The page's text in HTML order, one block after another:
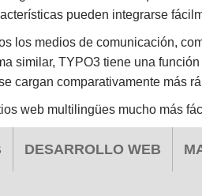
pueden integrarse
los medios de comunicación,
similar, TYPO3 tiene una
cargan comparativamente más
web multilingües mucho más
DESARROLLO WEB